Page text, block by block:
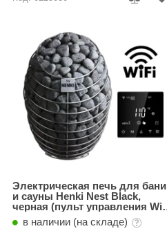
Электрическая печь для бани
и сауны Henki Nest Black,
черная (пульт управления Wi-
Fi в комплекте) 8 кВт
в наличии (на складе)